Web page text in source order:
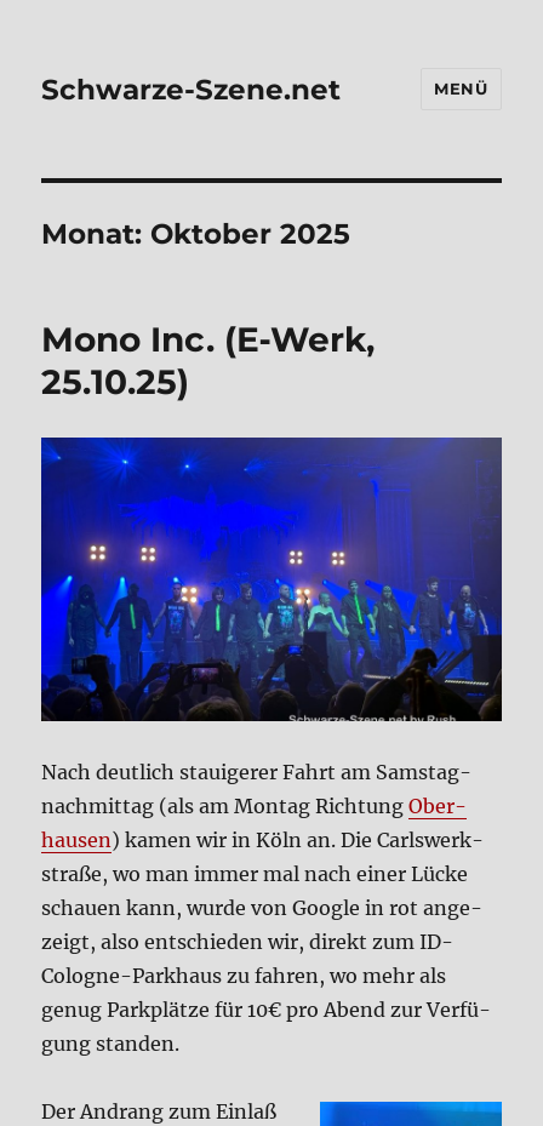
Schwarze-Szene.net MENÜ
Monat: Oktober 2025
Mono Inc. (E‑Werk,
25.10.25)
Nach deut­lich stau­ige­rer Fahrt am Sams­tag­
nach­mit­tag (als am Mon­tag Rich­tungOber­
hau­sen) kamen wir in Köln an. Die Carls­werk­
stra­ße, wo man immer mal nach einer Lücke
schau­en kann, wur­de von Goog­le in rot ange­
zeigt, also ent­schie­den wir, direkt zum ID-
Colo­gne-Park­haus zu fah­ren, wo mehr als
genug Park­plät­ze für 10€ pro Abend zur Ver­fü­
gung stan­den.
Der Andrang zum Ein­laß